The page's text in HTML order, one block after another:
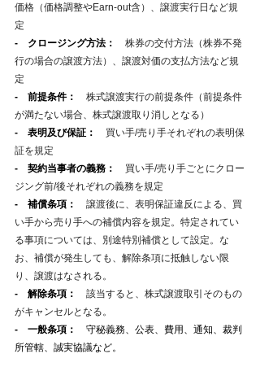
価格（価格調整やEarn-out含）、譲渡実行日など規
定
-　クロージング方法： 株券の交付方法（株券不発
行の場合の譲渡方法）、譲渡対価の支払方法など規
定
-　前提条件： 株式譲渡実行の前提条件（前提条件
が満たない場合、株式譲渡取り消しとなる）
-　表明及び保証： 買い手/売り手それぞれの表明保
証を規定
-　契約当事者の義務： 買い手/売り手ごとにクロー
ジング前/後それぞれの義務を規定
-　補償条項：
譲渡後に、表明保証違反による、買
い手から売り手への補償内容を規定。特定されてい
る事項については、別途特別補償として設定。な
お、補償が発生しても、解除条項に抵触しない限
り、譲渡はなされる。
-　解除条項：
該当すると、株式譲渡取引そのもの
がキャンセルとなる。
-　一般条項： 守秘義務、公表、費用、通知、裁判
所管轄、誠実協議など。